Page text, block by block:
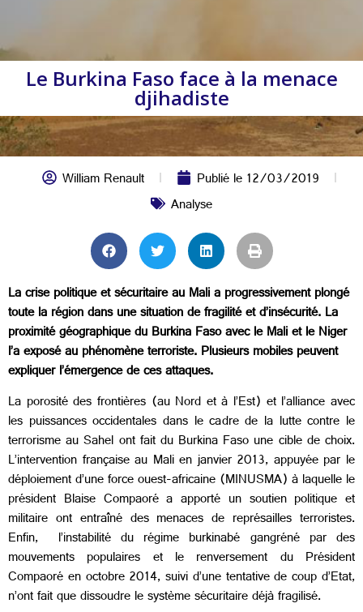
Le Burkina Faso face à la menace
djihadiste
William Renault Publié le12/03/2019
Analyse
La crise politique et sécuritaire au Mali a progressivement plongé
toute la région dans une situation de fragilité et d’insécurité. La
proximité géographique du Burkina Faso avec le Mali et le Niger
l’a exposé au phénomène terroriste. Plusieurs mobiles peuvent
expliquer l’émergence de ces attaques.
La porosité des frontières (au Nord et à l’Est) et l’alliance avec
les puissances occidentales dans le cadre de la lutte contre le
terrorisme au Sahel ont fait du Burkina Faso une cible de choix.
L’intervention française au Mali en janvier 2013, appuyée par le
déploiement d’une force ouest-africaine (MINUSMA) à laquelle le
président Blaise Compaoré a apporté un soutien politique et
militaire ont entraîné des menaces de représailles terroristes.
Enfin, l’instabilité du régime burkinabé gangréné par des
mouvements populaires et le renversement du Président
Compaoré en octobre 2014, suivi d’une tentative de coup d’Etat,
n’ont fait que dissoudre le système sécuritaire déjà fragilisé.